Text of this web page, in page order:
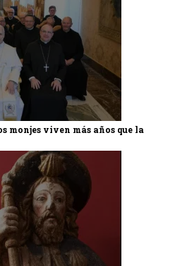
monjes viven más años que la